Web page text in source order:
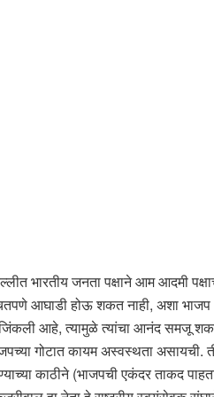
भारतीय जनता पक्षाने आम आदमी
आघाडी होऊ शकत नाही, अशा
आहे, त्यामुळे त्यांचा आनंद समजू
गोटात कायम अस्वस्थता
काठीने (भाजपची एकंदर ताकद